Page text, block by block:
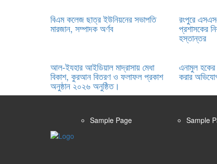
বিএম কলেজ ছাত্র ইউনিয়নের সভাপতি
মারজান, সম্পাদক অর্ণব
রংপুরে
প্রশাসকের
হস্তান্তর
আল-ইযহার আইডিয়াল মাদ্রাসায় মেধা
বিকাশ, কুরআন বিতরণ ও ফলাফল প্রকাশ
অনুষ্ঠান ২০২৬ অনুষ্ঠিত।
এনামুল হকের
করার
Sample Page Sample